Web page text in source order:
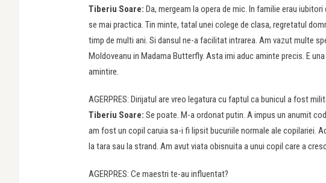
Tiberiu Soare: Da, mergeam la opera de mic. In familie erau
se mai practica. Tin minte, tatal unei colege de clasa, regretatul
timp de multi ani. Si dansul ne-a facilitat intrarea. Am vazut multe
Moldoveanu in Madama Butterfly. Asta imi aduc aminte precis. E
amintire.
AGERPRES: Dirijatul are vreo legatura cu faptul ca bunicul a fost
Tiberiu Soare: Se poate. M-a ordonat putin. A impus un anumit
am fost un copil caruia sa-i fi lipsit bucuriile normale ale copilariei.
la tara sau la strand. Am avut viata obisnuita a unui copil care a
AGERPRES: Ce maestri te-au influentat?